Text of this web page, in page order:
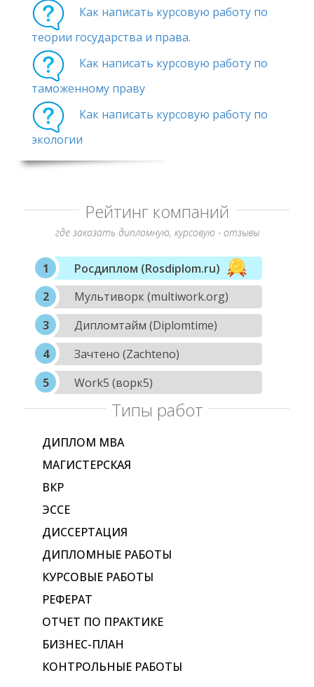
Как написать курсовую работу по
теории государства и права.
Как написать курсовую работу по
таможенному праву
Как написать курсовую работу по
экологии
Рейтинг компаний
где заказать дипломную, курсовую - отзывы
Росдиплом (Rosdiplom.ru)
Мультиворк (multiwork.org)
Дипломтайм (Diplomtime)
Зачтено (Zachteno)
Work5 (ворк5)
Типы работ
ДИПЛОМ МВА
МАГИСТЕРСКАЯ
ВКР
ЭССЕ
ДИССЕРТАЦИЯ
ДИПЛОМНЫЕ РАБОТЫ
КУРСОВЫЕ РАБОТЫ
РЕФЕРАТ
ОТЧЕТ ПО ПРАКТИКЕ
БИЗНЕС-ПЛАН
КОНТРОЛЬНЫЕ РАБОТЫ